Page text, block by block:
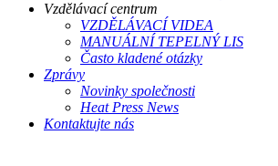
Vzdělávací centrum
VZDĚLÁVACÍ VIDEA
MANUÁLNÍ TEPELNÝ LIS
Často kladené otázky
Zprávy
Novinky společnosti
Heat Press News
Kontaktujte nás